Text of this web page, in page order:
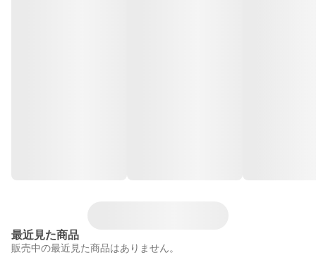
最近見た商品
販売中の最近見た商品はありません。